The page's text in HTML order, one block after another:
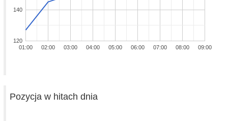
01:00 02:00 03:00 04:00 05:00 06:00 07:00 08:00 09:00
120
140
Pozycja w hitach dnia